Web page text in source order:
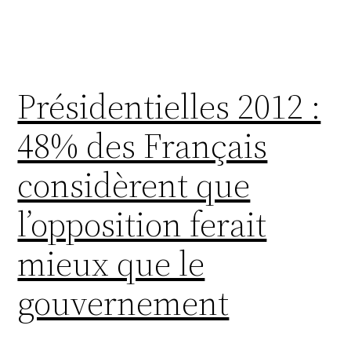
Présidentielles 2012 :
48% des Français
considèrent que
l’opposition ferait
mieux que le
gouvernement